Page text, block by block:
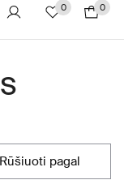
0 0
rūšiuoti pagal